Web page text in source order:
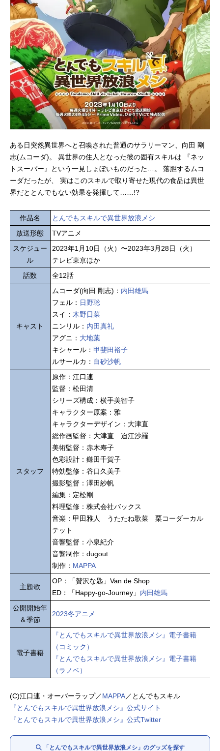
ある日突然異世界へと召喚された普通のサラリーマン、向田 剛
志(ムコーダ)。 異世界の住人となった彼の固有スキルは 『ネッ
トスーパー』という一見しょぼいものだった…。 落胆するムコ
ーダだったが、 実はこのスキルで取り寄せた現代の食品は異世
界だととんでもない効果を発揮して……!?
作品名
とんでもスキルで異世界放浪メシ
放送形態
TVアニメ
スケジュー
ル
2023年1月10日（火）〜2023年3月28日（火）
テレビ東京ほか
話数
全12話
キャスト
ムコーダ(向田 剛志)： 内田雄馬
フェル： 日野聡
スイ： 木野日菜
ニンリル： 内田真礼
アグニ： 大地葉
キシャール： 甲斐田裕子
ルサールカ： 白砂沙帆
スタッフ
原作：江口連
監督：松田清
シリーズ構成：横手美智子
キャラクター原案：雅
キャラクターデザイン：大津直
総作画監督：大津直 迫江沙羅
美術監督：赤木寿子
色彩設計：鎌田千賀子
特効監修：谷口久美子
撮影監督：澤田紗帆
編集：定松剛
料理監修：株式会社バックス
音楽：甲田雅人 うたたね歌菜 栗コーダーカル
テット
音響監督：小泉紀介
音響制作：dugout
制作： MAPPA
主題歌
OP：「贅沢な匙」Van de Shop
ED：「Happy-go-Journey」 内田雄馬
公開開始年
＆季節
2023冬アニメ
電子書籍
『とんでもスキルで異世界放浪メシ』電子書籍
（コミック）
『とんでもスキルで異世界放浪メシ』電子書籍
（ラノベ）
(C)江口連・オーバーラップ／MAPPA／とんでもスキル
『とんでもスキルで異世界放浪メシ』公式サイト
『とんでもスキルで異世界放浪メシ』公式Twitter
「とんでもスキルで異世界放浪メシ」のグッズを探す